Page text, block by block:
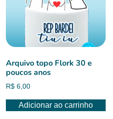
Arquivo topo Flork 30 e
poucos anos
R$ 6,00
Adicionar ao carrinho